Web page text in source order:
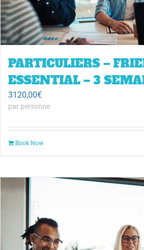
PARTICULIERS –
ESSENTIAL – 3
3120,00€
par personne
Book Now